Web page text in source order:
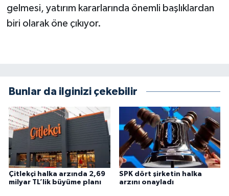
gelmesi, yatırım kararlarında önemli başlıklardan
biri olarak öne çıkıyor.
Bunlar da ilginizi çekebilir
Çitlekçi halka arzında 2,69
milyar TL’lik büyüme planı
SPK dört şirketin halka
arzını onayladı